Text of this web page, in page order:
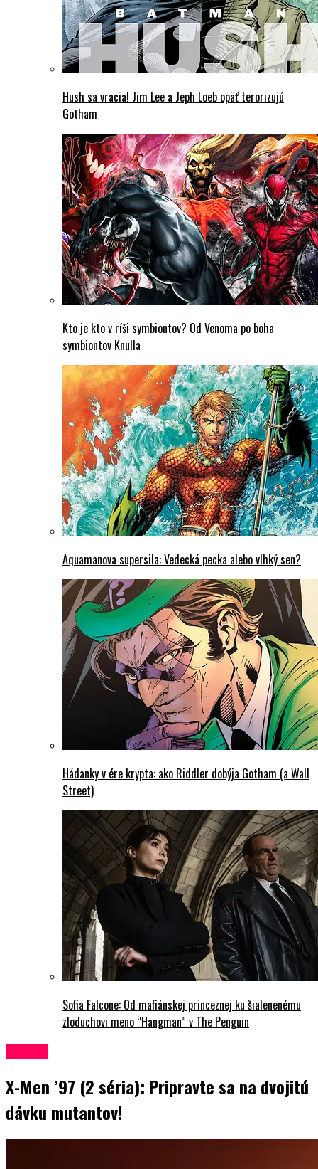
Hush sa vracia! Jim Lee a Jeph Loeb opäť terorizujú
Gotham
Kto je kto v ríši symbiontov? Od Venoma po boha
symbiontov Knulla
Aquamanova supersila: Vedecká pecka alebo vlhký sen?
Hádanky v ére krypta: ako Riddler dobýja Gotham (a Wall
Street)
Sofia Falcone: Od mafiánskej princeznej ku šialenenému
zloduchovi meno “Hangman” v The Penguin
X-Men ’97 (2 séria): Pripravte sa na dvojitú
dávku mutantov!